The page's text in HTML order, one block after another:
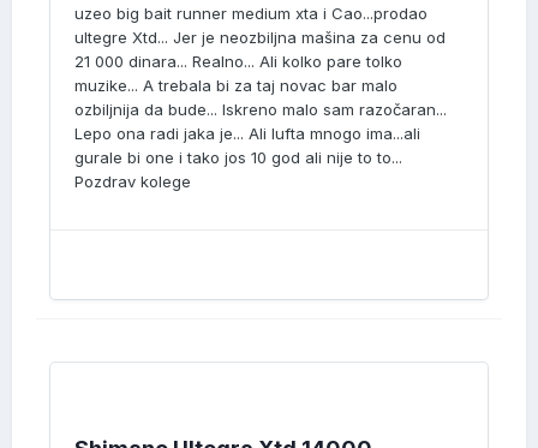
uzeo big bait runner medium xta i Cao...prodao
ultegre Xtd... Jer je neozbiljna mašina za cenu od
21 000 dinara... Realno... Ali kolko pare tolko
muzike... A trebala bi za taj novac bar malo
ozbiljnija da bude... Iskreno malo sam razočaran...
Lepo ona radi jaka je... Ali lufta mnogo ima...ali
gurale bi one i tako jos 10 god ali nije to to...
Pozdrav kolege